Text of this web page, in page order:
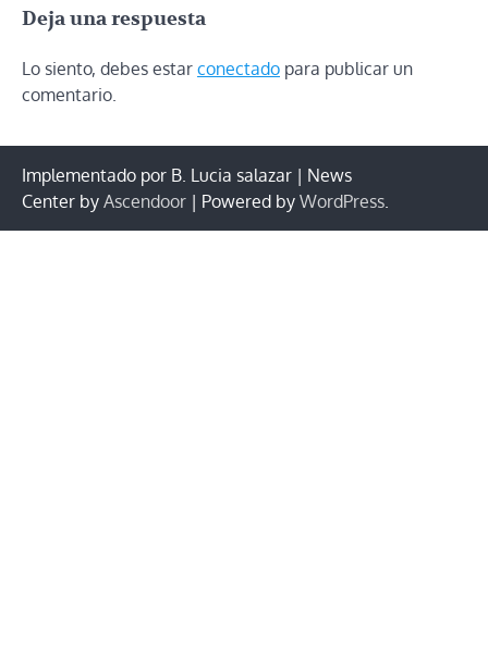
Deja una respuesta
Lo siento, debes estar conectado para publicar un
comentario.
Implementado por B. Lucia salazar | News
Center by Ascendoor | Powered by WordPress.